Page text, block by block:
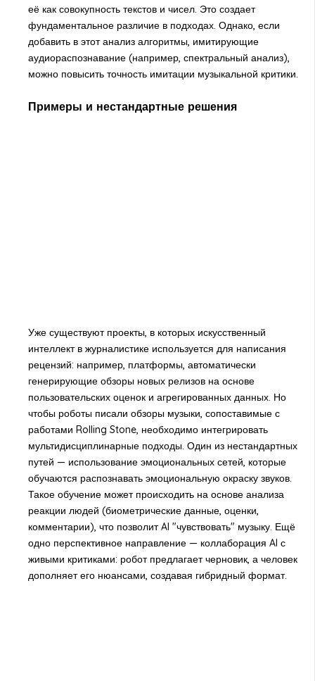
её как совокупность текстов и чисел. Это создает
фундаментальное различие в подходах. Однако, если
добавить в этот анализ алгоритмы, имитирующие
аудиораспознавание (например, спектральный анализ),
можно повысить точность имитации музыкальной критики.
Примеры и нестандартные решения
Уже существуют проекты, в которых искусственный
интеллект в журналистике используется для написания
рецензий: например, платформы, автоматически
генерирующие обзоры новых релизов на основе
пользовательских оценок и агрегированных данных. Но
чтобы роботы писали обзоры музыки, сопоставимые с
работами Rolling Stone, необходимо интегрировать
мультидисциплинарные подходы. Один из нестандартных
путей — использование эмоциональных сетей, которые
обучаются распознавать эмоциональную окраску звуков.
Такое обучение может происходить на основе анализа
реакции людей (биометрические данные, оценки,
комментарии), что позволит AI "чувствовать" музыку. Ещё
одно перспективное направление — коллаборация AI с
живыми критиками: робот предлагает черновик, а человек
дополняет его нюансами, создавая гибридный формат.